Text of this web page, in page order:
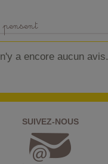
pensent
n'y a encore aucun avis.
SUIVEZ-NOUS